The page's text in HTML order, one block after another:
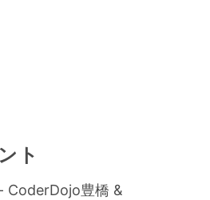
ト
CoderDojo豊橋 &